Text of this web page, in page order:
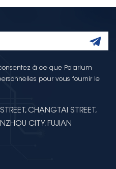
à ce que Polarium
pour vous fournir le
CHANGTAI STREET,
CITY, FUJIAN